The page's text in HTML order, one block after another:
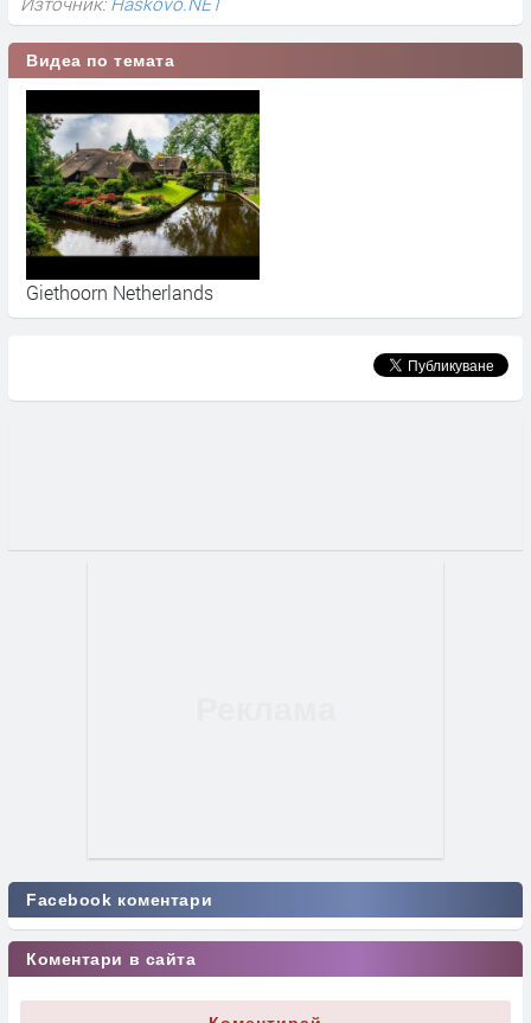
Видеа по темата
Giethoorn Netherlands
Facebook коментари
Коментари в сайта